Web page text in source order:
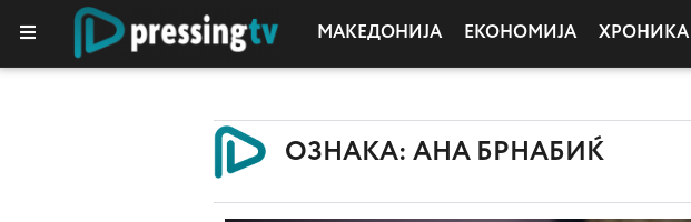
МАКЕДОНИЈА ЕКОНОМИЈА ХРОНИКА
ОЗНАКА: АНА БРНАБИЌ